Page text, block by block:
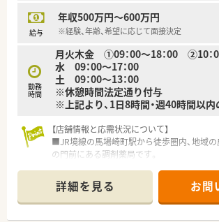
給与
年収500万円～600万円
※経験、年齢、希望に応じて面接決定
勤務
時間
月火木金 ①09：00～18：00 ②10：
水 09：00～17：00
土 09：00～13：00
※休憩時間法定通り付与
※上記より、1日8時間・週40時間以
【店舗情報と応需状況について】
■JR境線の馬場崎町駅から徒歩圏内、地域
の門前にある調剤薬局です。
枚以上に対応することもあります。
■薬剤師は常時2～3名体制で、社長も応援に
ポート体制で業務にあたります。
詳細を見る お問